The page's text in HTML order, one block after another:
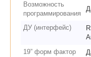
Возможность
программирования
ДУ (интерфейс)
19” форм фактор